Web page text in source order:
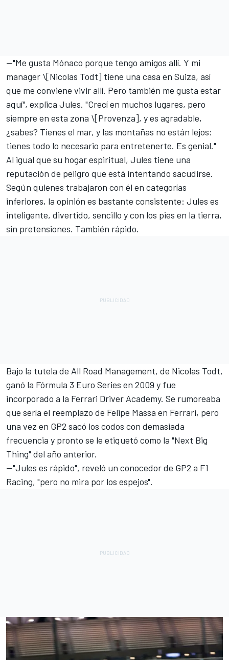
—"Me gusta Mónaco porque tengo amigos allí. Y mi
manager \[Nicolas Todt] tiene una casa en Suiza, así
que me conviene vivir allí. Pero también me gusta estar
aquí", explica Jules. "Crecí en muchos lugares, pero
siempre en esta zona \[Provenza], y es agradable,
¿sabes? Tienes el mar, y las montañas no están lejos:
tienes todo lo necesario para entretenerte. Es genial."
Al igual que su hogar espiritual, Jules tiene una
reputación de peligro que está intentando sacudirse.
Según quienes trabajaron con él en categorías
inferiores, la opinión es bastante consistente: Jules es
inteligente, divertido, sencillo y con los pies en la tierra,
sin pretensiones. También rápido.
Bajo la tutela de All Road Management, de Nicolas Todt,
ganó la Fórmula 3 Euro Series en 2009 y fue
incorporado a la Ferrari Driver Academy. Se rumoreaba
que sería el reemplazo de Felipe Massa en Ferrari, pero
una vez en GP2 sacó los codos con demasiada
frecuencia y pronto se le etiquetó como la "Next Big
Thing" del año anterior.
—"Jules es rápido", reveló un conocedor de GP2 a F1
Racing, "pero no mira por los espejos".